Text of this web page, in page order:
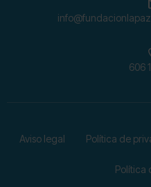
606
Aviso legal Política de
Política